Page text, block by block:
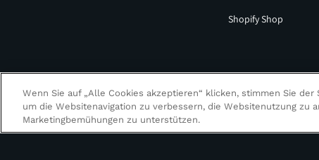
Shopify Shop
Wenn Sie auf „Alle Cookies akzeptieren“ klicken, stimmen Sie
um die Websitenavigation zu verbessern, die Websitenutzung zu
Marketingbemühungen zu unterstützen.